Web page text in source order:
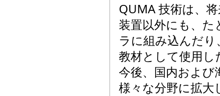
QUMA 技術は、
装置以外にも、
ラに組み込んだ
教材として使用
今後、国内および
様々な分野に拡